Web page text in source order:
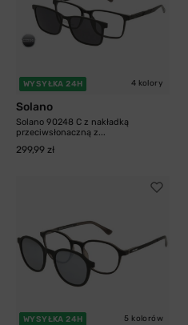
WYSYŁKA 24H 4 kolory
Solano
Solano 90248 C z nakładką
przeciwsłonaczną z...
299,99 zł
WYSYŁKA 24H 5 kolorów